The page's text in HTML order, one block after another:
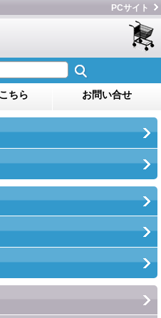
PCサイト
ちら お問い合せ